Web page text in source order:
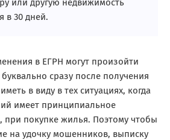
или другую недвижимость
в 30 дней.
в ЕГРН могут произойти
сразу после получения
в виду в тех ситуациях, когда
имеет принципиальное
при покупке жилья. Поэтому чтобы
на удочку мошенников, выписку